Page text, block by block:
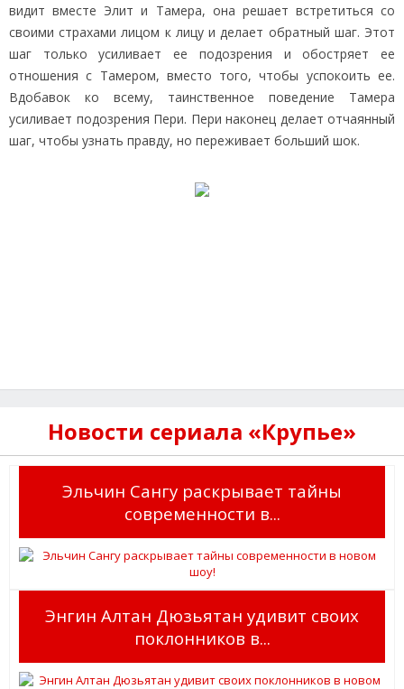
видит вместе Элит и Тамера, она решает встретиться со
своими страхами лицом к лицу и делает обратный шаг. Этот
шаг только усиливает ее подозрения и обостряет ее
отношения с Тамером, вместо того, чтобы успокоить ее.
Вдобавок ко всему, таинственное поведение Тамера
усиливает подозрения Пери. Пери наконец делает отчаянный
шаг, чтобы узнать правду, но переживает больший шок.
Новости сериала «Крупье»
Эльчин Сангу раскрывает тайны
современности в...
Энгин Алтан Дюзьятан удивит своих
поклонников в...